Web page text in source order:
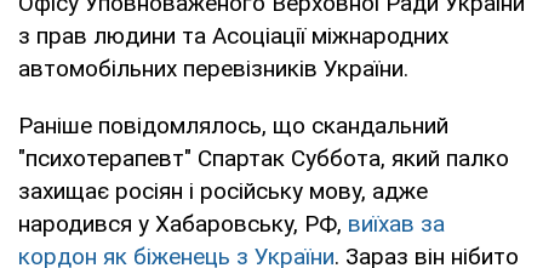
з прав людини та Асоціації міжнародних
автомобільних перевізників України.
Раніше повідомлялось, що скандальний
"психотерапевт" Спартак Суббота, який палко
захищає росіян і російську мову, адже
народився у Хабаровську, РФ, виїхав за
кордон як біженець з України. Зараз він нібито